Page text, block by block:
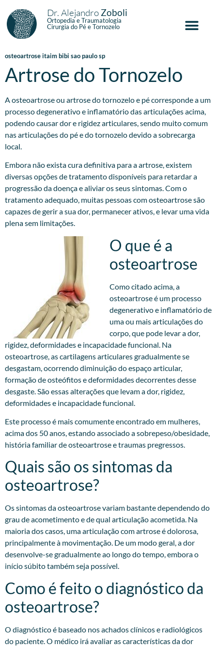
Dr. Alejandro Zoboli
Ortopedia e Traumatologia
Cirurgia do Pé e Tornozelo
osteoartrose itaim bibi sao paulo sp
Artrose do Tornozelo
A osteoartrose ou artrose do tornozelo e pé corresponde a um
processo degenerativo e inflamatório das articulações acima,
podendo causar dor e rigidez articulares, sendo muito comum
nas articulações do pé e do tornozelo devido a sobrecarga
local.
Embora não exista cura definitiva para a artrose, existem
diversas opções de tratamento disponíveis para retardar a
progressão da doença e aliviar os seus sintomas. Com o
tratamento adequado, muitas pessoas com osteoartrose são
capazes de gerir a sua dor, permanecer ativos, e levar uma vida
plena sem limitações.
O que é a
osteoartrose
Como citado acima, a
osteoartrose é um processo
degenerativo e inflamatório de
uma ou mais articulações do
corpo, que pode levar a dor,
rigidez, deformidades e incapacidade funcional. Na
osteoartrose, as cartilagens articulares gradualmente se
desgastam, ocorrendo diminuição do espaço articular,
formação de osteófitos e deformidades decorrentes desse
desgaste. São essas alterações que levam a dor, rigidez,
deformidades e incapacidade funcional.
Este processo é mais comumente encontrado em mulheres,
acima dos 50 anos, estando associado a sobrepeso/obesidade,
história familiar de osteoartrose e traumas pregressos.​
Quais são os sintomas da
osteoartrose?
Os sintomas da osteoartrose variam bastante dependendo do
grau de acometimento e de qual articulação acometida. Na
maioria dos casos, uma articulação com artrose é dolorosa,
principalmente à movimentação. De um modo geral, a dor
desenvolve-se gradualmente ao longo do tempo, embora o
início súbito também seja possível.
Como é feito o diagnóstico da
osteoartrose?
O diagnóstico é baseado nos achados clínicos e radiológicos
do paciente. O médico irá avaliar as características da dor